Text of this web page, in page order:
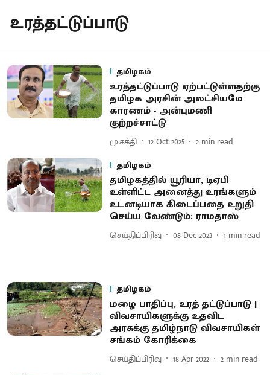
உரத்தட்டுப்பாடு
தமிழகம்
உரத்தட்டுப்பாடு ஏற்பட்டுள்ளதற்கு
தமிழக அரசின் அலட்சியமே
காரணம் - அன்புமணி
குற்றச்சாட்டு
மு.சக்தி 12 Oct 2025 2 min read
தமிழகம்
தமிழகத்தில் யூரியா, டிஏபி
உள்ளிட்ட அனைத்து உரங்களும்
உடனடியாக கிடைப்பதை உறுதி
செய்ய வேண்டும்: ராமதாஸ்
செய்திப்பிரிவு 08 Dec 2023 1 min read
தமிழகம்
மழை பாதிப்பு, உரத் தட்டுப்பாடு |
விவசாயிகளுக்கு உதவிட
அரசுக்கு தமிழ்நாடு விவசாயிகள்
சங்கம் கோரிக்கை
செய்திப்பிரிவு 18 Apr 2022 2 min read